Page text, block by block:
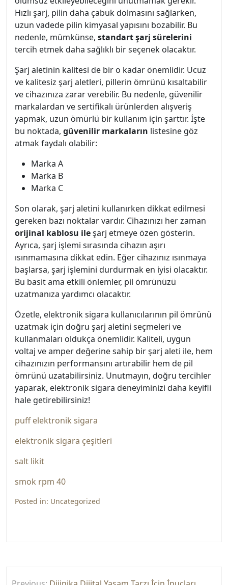
Hızlı şarj, pilin daha çabuk dolmasını sağlarken,
uzun vadede pilin kimyasal yapısını bozabilir. Bu
nedenle, mümkünse, standart şarj sürelerini
tercih etmek daha sağlıklı bir seçenek olacaktır.
Şarj aletinin kalitesi de bir o kadar önemlidir. Ucuz
ve kalitesiz şarj aletleri, pillerin ömrünü kısaltabilir
ve cihazınıza zarar verebilir. Bu nedenle, güvenilir
markalardan ve sertifikalı ürünlerden alışveriş
yapmak, uzun ömürlü bir kullanım için şarttır. İşte
bu noktada, güvenilir markaların listesine göz
atmak faydalı olabilir:
Marka A
Marka B
Marka C
Son olarak, şarj aletini kullanırken dikkat edilmesi
gereken bazı noktalar vardır. Cihazınızı her zaman
orijinal kablosu ileşarj etmeye özen gösterin.
Ayrıca, şarj işlemi sırasında cihazın aşırı
ısınmamasına dikkat edin. Eğer cihazınız ısınmaya
başlarsa, şarj işlemini durdurmak en iyisi olacaktır.
Bu basit ama etkili önlemler, pil ömrünüzü
uzatmanıza yardımcı olacaktır.
Özetle, elektronik sigara kullanıcılarının pil ömrünü
uzatmak için doğru şarj aletini seçmeleri ve
kullanmaları oldukça önemlidir. Kaliteli, uygun
voltaj ve amper değerine sahip bir şarj aleti ile, hem
cihazınızın performansını artırabilir hem de pil
ömrünü uzatabilirsiniz. Unutmayın, doğru tercihler
yaparak, elektronik sigara deneyiminizi daha keyifli
hale getirebilirsiniz!
puff elektronik sigara
elektronik sigara çeşitleri
salt likit
smok rpm 40
Posted in: Uncategorized